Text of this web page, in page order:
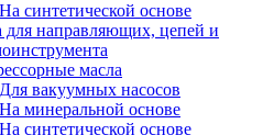
На синтетической основе
для направляющих, цепей и
масла
Для вакуумных насосов
На минеральной основе
На синтетической основе